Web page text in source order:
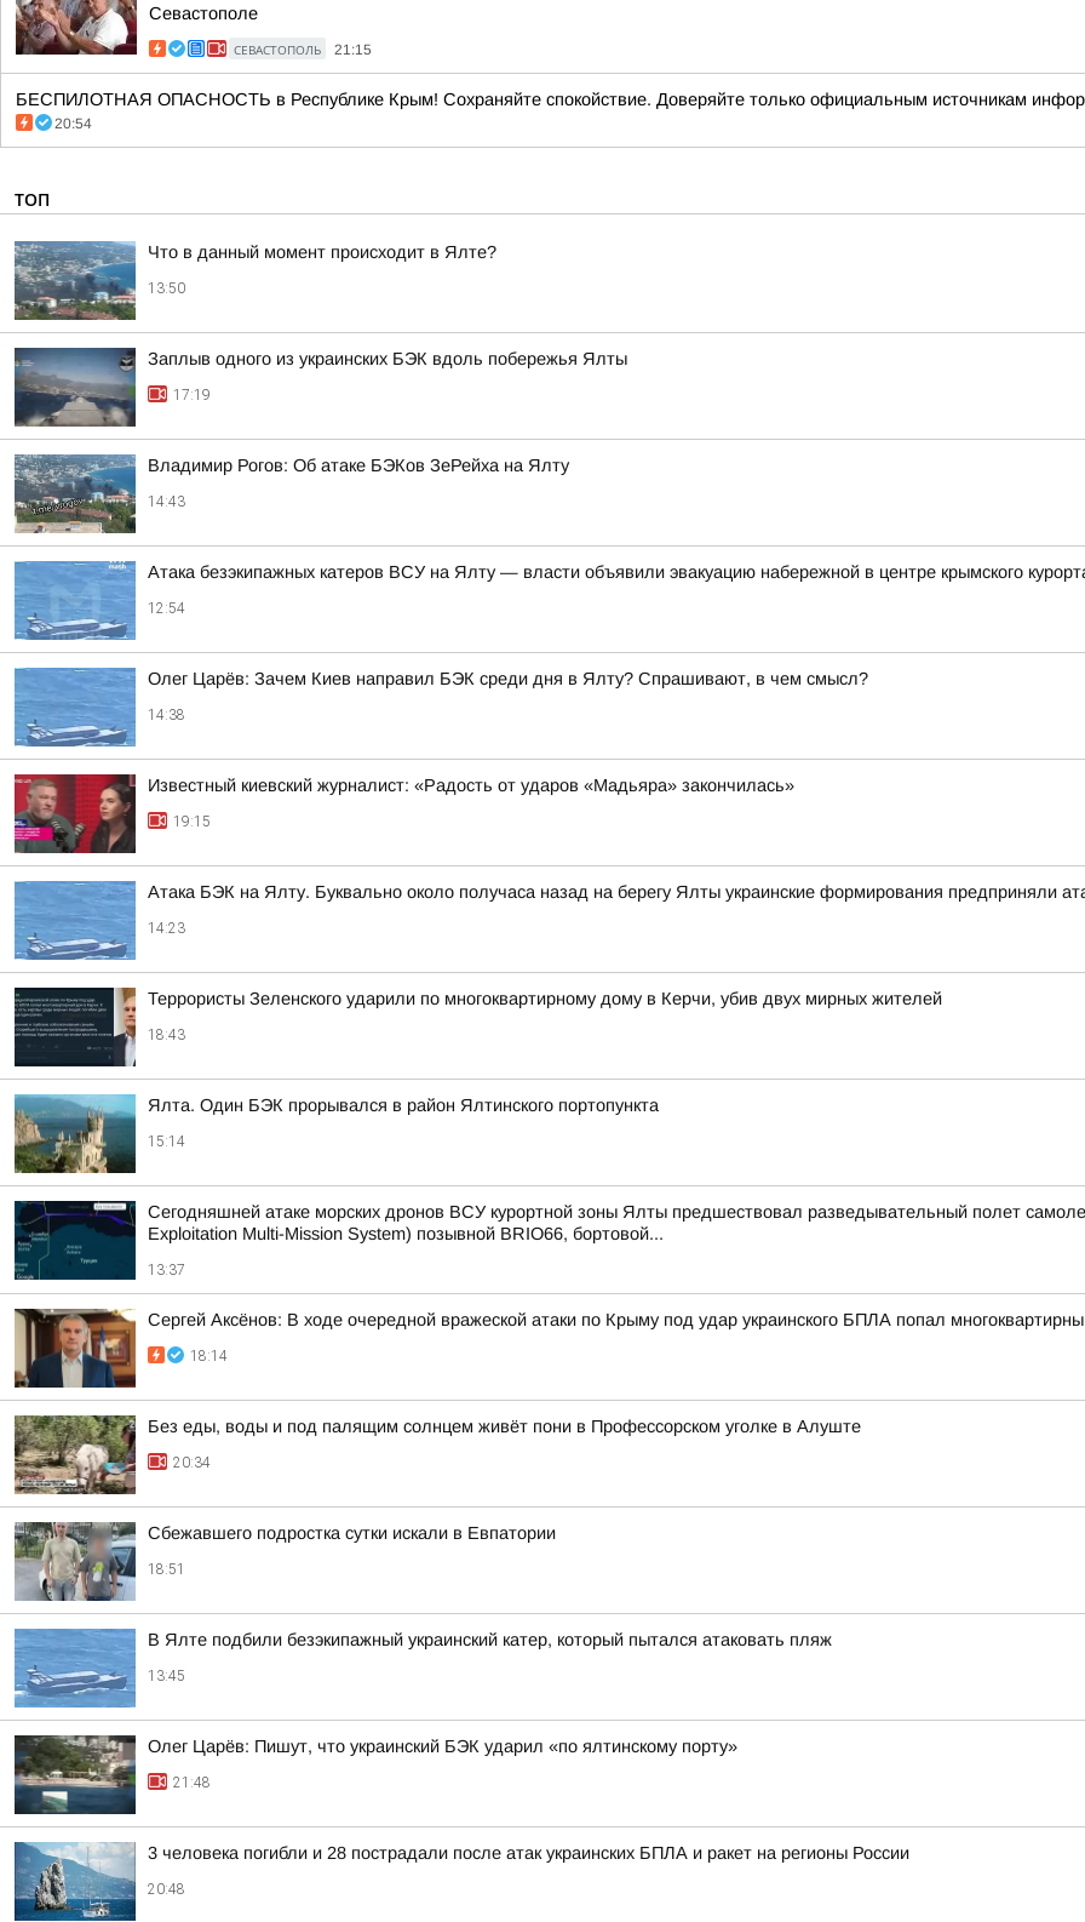
Севастополе
СЕВАСТОПОЛЬ 21:15
БЕСПИЛОТНАЯ ОПАСНОСТЬ в Республике Крым! Сохраняйте спокойствие. Доверяйте только официальным источникам
20:54
ТОП
Что в данный момент происходит в Ялте?
13:50
Заплыв одного из украинских БЭК вдоль побережья Ялты
17:19
Владимир Рогов: Об атаке БЭКов ЗеРейха на Ялту
14:43
Атака безэкипажных катеров ВСУ на Ялту — власти объявили эвакуацию набережной в центре крымского
12:54
Олег Царёв: Зачем Киев направил БЭК среди дня в Ялту? Спрашивают, в чем смысл?
14:38
Известный киевский журналист: «Радость от ударов «Мадьяра» закончилась»
19:15
Атака БЭК на Ялту. Буквально около получаса назад на берегу Ялты украинские формирования предприняли
14:23
Террористы Зеленского ударили по многоквартирному дому в Керчи, убив двух мирных жителей
18:43
Ялта. Один БЭК прорывался в район Ялтинского портопункта
15:14
Сегодняшней атаке морских дронов ВСУ курортной зоны Ялты предшествовал разведывательный полет
Exploitation Multi-Mission System) позывной BRIO66, бортовой...
13:37
Сергей Аксёнов: В ходе очередной вражеской атаки по Крыму под удар украинского БПЛА попал
18:14
Без еды, воды и под палящим солнцем живёт пони в Профессорском уголке в Алуште
20:34
Сбежавшего подростка сутки искали в Евпатории
18:51
В Ялте подбили безэкипажный украинский катер, который пытался атаковать пляж
13:45
Олег Царёв: Пишут, что украинский БЭК ударил «по ялтинскому порту»
21:48
3 человека погибли и 28 пострадали после атак украинских БПЛА и ракет на регионы России
20:48